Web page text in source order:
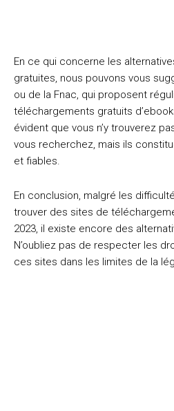
En ce qui concerne les
gratuites, nous pouvons vous
ou de la Fnac, qui proposent
téléchargements gratuits
évident que vous n’y trouverez
vous recherchez, mais ils
et fiables.
En conclusion, malgré les
trouver des sites de
2023, il existe encore des
N’oubliez pas de respecter les
ces sites dans les limites de la